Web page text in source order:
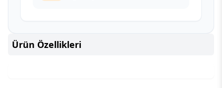
Ürün Özellikleri